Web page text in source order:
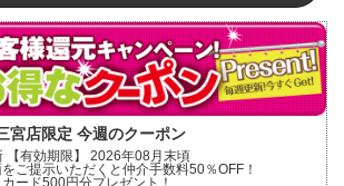
宮店限定 今週のクーポン
【有効期限】 2026年08月末頃
ご提示いただくと仲介手数料50％OFF！